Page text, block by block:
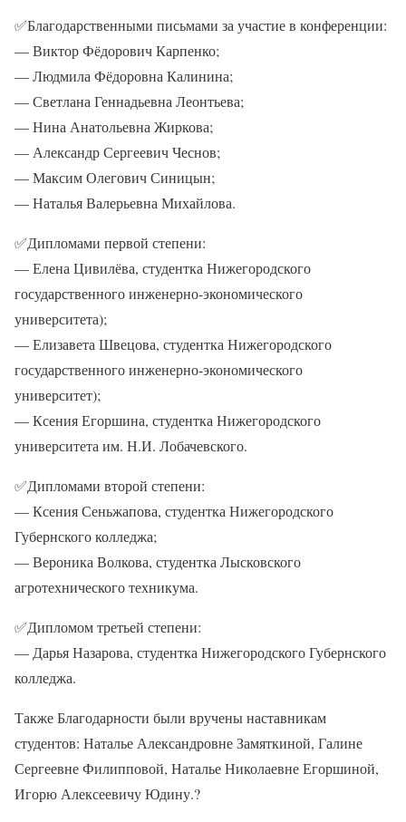
✅Благодарственными письмами за участие в конференции:
— Виктор Фёдорович Карпенко;
— Людмила Фёдоровна Калинина;
— Светлана Геннадьевна Леонтьева;
— Нина Анатольевна Жиркова;
— Александр Сергеевич Чеснов;
— Максим Олегович Синицын;
— Наталья Валерьевна Михайлова.
✅Дипломами первой степени:
— Елена Цивилёва, студентка Нижегородского
государственного инженерно-экономического
университета);
— Елизавета Швецова, студентка Нижегородского
государственного инженерно-экономического
университет);
— Ксения Егоршина, студентка Нижегородского
университета им. Н.И. Лобачевского.
✅Дипломами второй степени:
— Ксения Сеньжапова, студентка Нижегородского
Губернского колледжа;
— Вероника Волкова, студентка Лысковского
агротехнического техникума.
✅Дипломом третьей степени:
— Дарья Назарова, студентка Нижегородского Губернского
колледжа.
Также Благодарности были вручены наставникам
студентов: Наталье Александровне Замяткиной, Галине
Сергеевне Филипповой, Наталье Николаевне Егоршиной,
Игорю Алексеевичу Юдину.?